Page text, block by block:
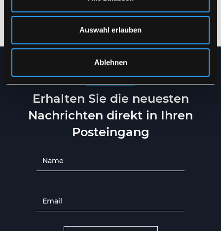
Auswahl erlauben
Ablehnen
REISSFESTER QUALITÄT
S - 5XL
REISSFESTER QUALITÄT
XS - 5XL
NEWSLETTER
Erhalten Sie die neuesten
Nachrichten direkt in Ihren
Posteingang